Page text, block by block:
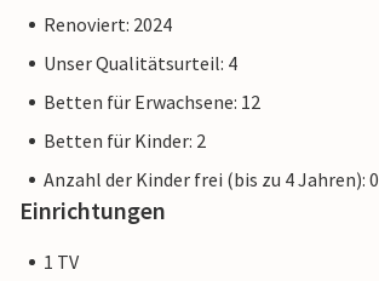
Renoviert: 2024
Unser Qualitätsurteil: 4
Betten für Erwachsene: 12
Betten für Kinder: 2
Anzahl der Kinder frei (bis zu 4 Jahren): 0
Einrichtungen
1 TV